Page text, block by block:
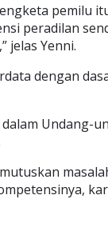
pemilu
peradilan
jelas Yenni.
dengan
Undang-